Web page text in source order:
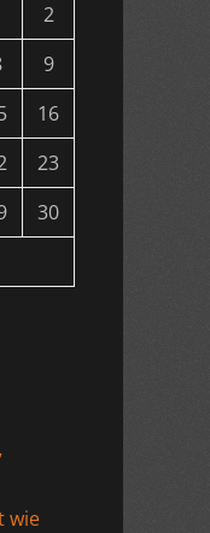
2
9
16
23
30
wie